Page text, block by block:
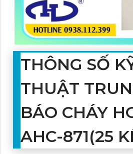
THÔNG SỐ
THUẬT
BÁO CHÁY
AHC-871(25